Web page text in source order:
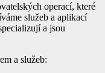
operací, které
služeb a aplikací
a jsou
a služeb: